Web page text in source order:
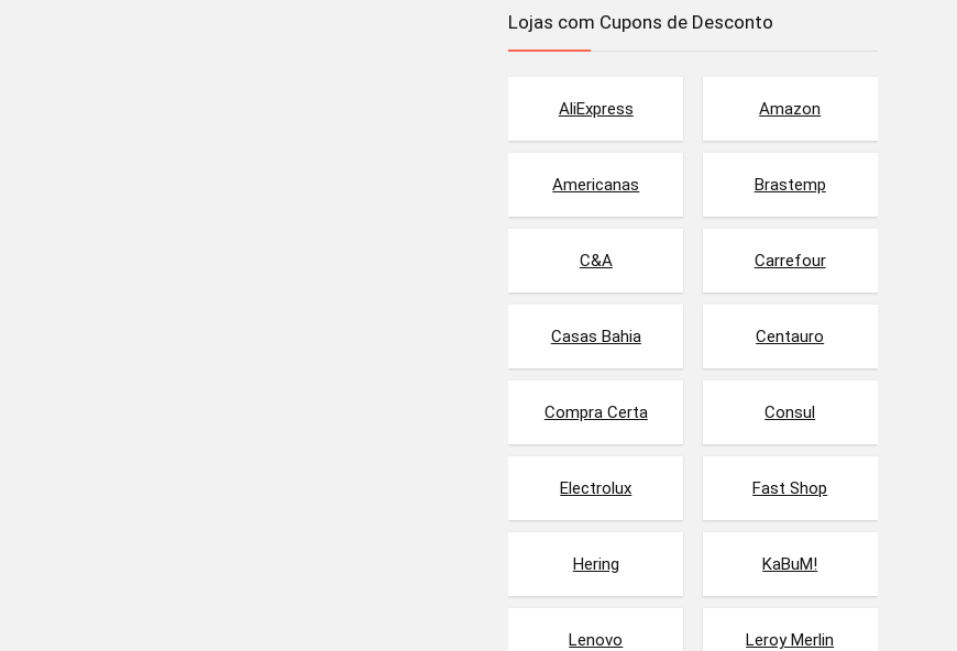
Lojas com Cupons de Desconto
AliExpress Amazon
Americanas Brastemp
C&A Carrefour
Casas Bahia Centauro
Compra Certa Consul
Electrolux Fast Shop
Hering KaBuM!
Lenovo Leroy Merlin